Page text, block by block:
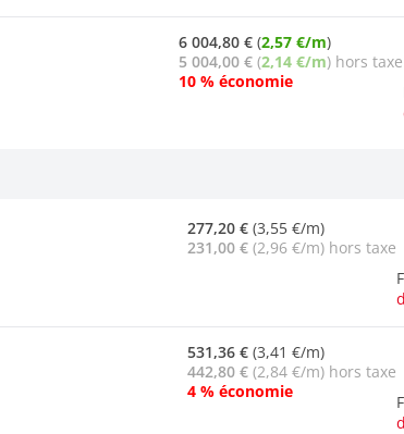
6 004,80 € (2,57 €/m)
5 004,00 € (2,14 €/m) hors taxe
10 % économie
277,20 € (3,55 €/m)
231,00 € (2,96 €/m) hors taxe
531,36 € (3,41 €/m)
442,80 € (2,84 €/m) hors taxe
4 % économie